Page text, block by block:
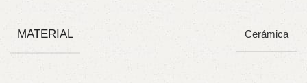
MATERIAL Cerámica